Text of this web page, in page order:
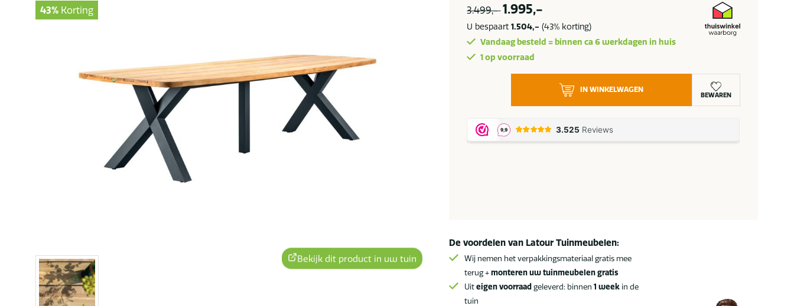
43% Korting
Bekijk dit product in uw tuin
3.499,- 1.995,-
U bespaart1.504,- (43% korting)
Vandaag besteld = binnen ca 6 werkdagen in huis
1 op voorraad
cm
antraciet
IN WINKELWAGEN
BEWAREN
De voordelen van Latour Tuinmeubelen:
Wij nemen het verpakkingsmateriaal gratis mee
terug +monteren uw tuinmeubelen gratis
Uiteigen voorraad geleverd: binnen1 week in de
tuin